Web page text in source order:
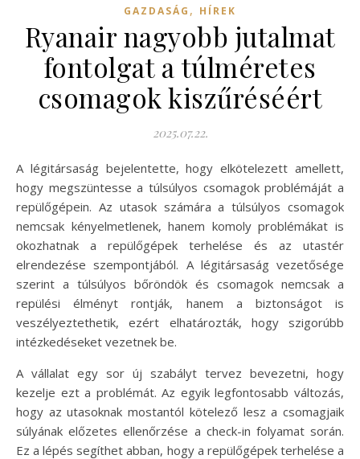
GAZDASÁG , HÍREK
Ryanair nagyobb jutalmat
fontolgat a túlméretes
csomagok kiszűréséért
2025.07.22.
A légitársaság bejelentette, hogy elkötelezett amellett,
hogy megszüntesse a túlsúlyos csomagok problémáját a
repülőgépein. Az utasok számára a túlsúlyos csomagok
nemcsak kényelmetlenek, hanem komoly problémákat is
okozhatnak a repülőgépek terhelése és az utastér
elrendezése szempontjából. A légitársaság vezetősége
szerint a túlsúlyos bőröndök és csomagok nemcsak a
repülési élményt rontják, hanem a biztonságot is
veszélyeztethetik, ezért elhatározták, hogy szigorúbb
intézkedéseket vezetnek be.
A vállalat egy sor új szabályt tervez bevezetni, hogy
kezelje ezt a problémát. Az egyik legfontosabb változás,
hogy az utasoknak mostantól kötelező lesz a csomagjaik
súlyának előzetes ellenőrzése a check-in folyamat során.
Ez a lépés segíthet abban, hogy a repülőgépek terhelése a